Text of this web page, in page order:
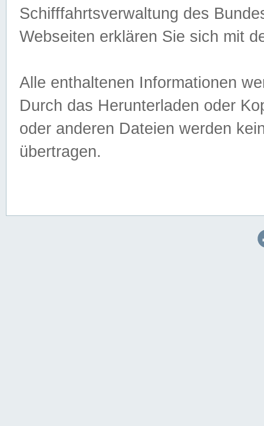
Schifffahrtsverwaltung des
Webseiten erklären Sie sich mit
Alle enthaltenen Informationen
Durch das Herunterladen oder
oder anderen Dateien werden
übertragen.